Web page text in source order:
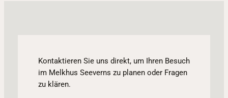
Kontaktieren Sie uns direkt, um Ihren Besuch
im Melkhus Seeverns zu planen oder Fragen
zu klären.